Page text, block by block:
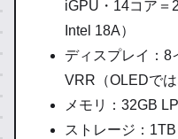
iGPU・14コア＝
Intel 18A）
ディスプレイ：8
VRR（OLEDでは
メモリ：32GB
ストレージ：